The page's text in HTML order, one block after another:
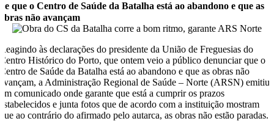
de que o Centro de Saúde da Batalha está ao abandono e que as
obras não avançam
Reagindo às declarações do presidente da União de Freguesias do
Centro Histórico do Porto, que ontem veio a público denunciar que o
Centro de Saúde da Batalha está ao abandono e que as obras não
avançam, a Administração Regional de Saúde – Norte (ARSN) emitiu
um comunicado onde garante que está a cumprir os prazos
estabelecidos e junta fotos que de acordo com a instituição mostram
que ao contrário do afirmado pelo autarca, as obras não estão paradas.